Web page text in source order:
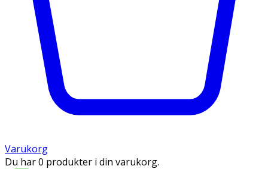
Varukorg
Du har 0 produkter i din varukorg.